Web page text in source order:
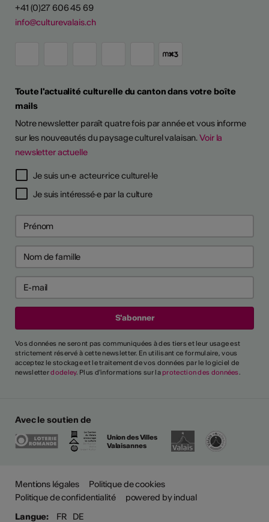
D'ARTISTES
+41 (0)27 606 45 69
info@culturevalais.ch
Toute l'actualité culturelle du canton dans votre boîte
mails
Notre newsletter paraît quatre fois par année et vous informe
sur les nouveautés du paysage culturel valaisan.Voir la
newsletter actuelle
Je suis un·e acteur·rice culturel·le
Je suis intéressé·e par la culture
Vos données ne seront pas communiquées à des tiers et leur usage est
strictement réservé à cette newsletter. En utilisant ce formulaire, vous
acceptez le stockage et le traitement de vos données par le logiciel de
newsletterdodeley. Plus d'informations sur la protection des données.
Avec le soutien de
Union des Villes
Valaisannes
Mentions légales
Politique de cookies
Politique de confidentialité
powered by indual
Langue:
FR DE